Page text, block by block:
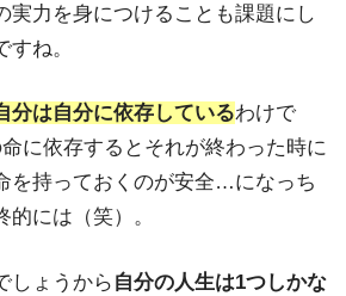
実力を身につけることも課題にし
ね。
分は自分に依存しているわけで
に依存するとそれが終わった時に
を持っておくのが安全…になっち
には（笑）。
しょうから 自分の人生は1つしかな